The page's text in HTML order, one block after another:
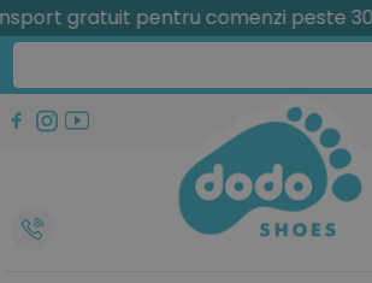
gratuit pentru comenzi peste 300 lei!